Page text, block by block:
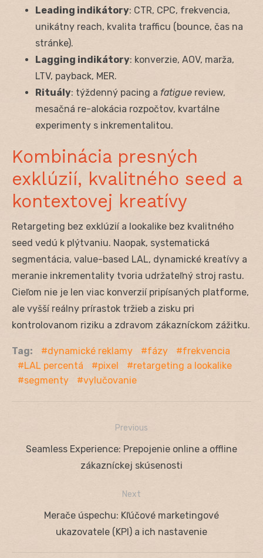
Leading indikátory: CTR, CPC, frekvencia,
unikátny reach, kvalita trafficu (bounce, čas na
stránke).
Lagging indikátory: konverzie, AOV, marža,
LTV, payback, MER.
Rituály: týždenný pacing a fatigue review,
mesačná re-alokácia rozpočtov, kvartálne
experimenty s inkrementalitou.
Kombinácia presných
exklúzií, kvalitného seed a
kontextovej kreatívy
Retargeting bez exklúzií a lookalike bez kvalitného
seed vedú k plýtvaniu. Naopak, systematická
segmentácia, value-based LAL, dynamické kreatívy a
meranie inkrementality tvoria udržateľný stroj rastu.
Cieľom nie je len viac konverzií pripísaných platforme,
ale vyšší reálny prírastok tržieb a zisku pri
kontrolovanom riziku a zdravom zákazníckom zážitku.
Tag: dynamické reklamy fázy
frekvencia
LAL percentá
pixel
retargeting a lookalike
segmenty
vylučovanie
Navigácia
Previous
Previous
Seamless Experience: Prepojenie online a offline
zákazníckej skúsenosti
Next
Merače úspechu: Kľúčové marketingové
ukazovatele (KPI) a ich nastavenie